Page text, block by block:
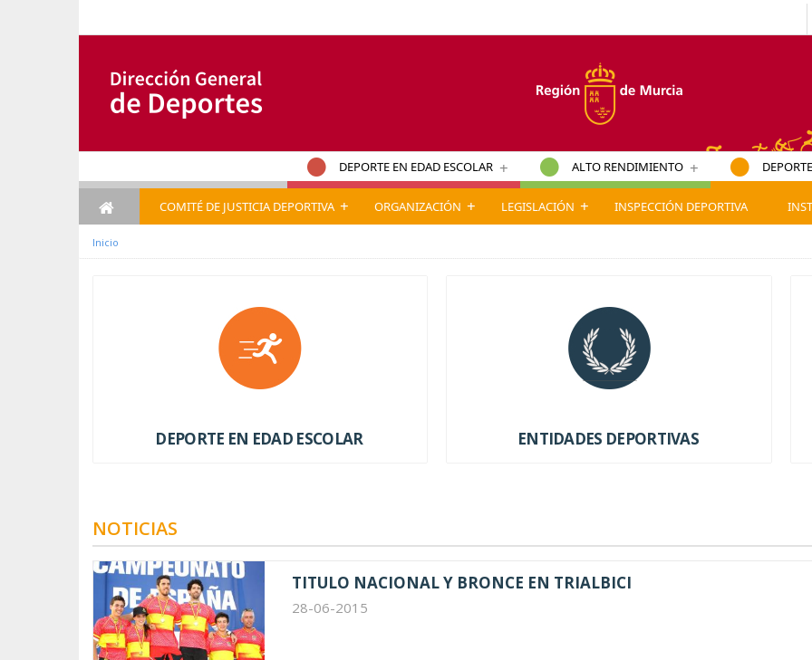
DEPORTE EN EDAD ESCOLAR + ALTO RENDIMIENTO +
COMITÉ DE JUSTICIA DEPORTIVA + ORGANIZACIÓN + LEGISLACIÓN + INSPECCIÓN DEPORTIVA
Inicio
DEPORTE EN EDAD ESCOLAR ENTIDADES DEPORTIVAS
NOTICIAS
TITULO NACIONAL Y BRONCE EN TRIALBICI
28-06-2015